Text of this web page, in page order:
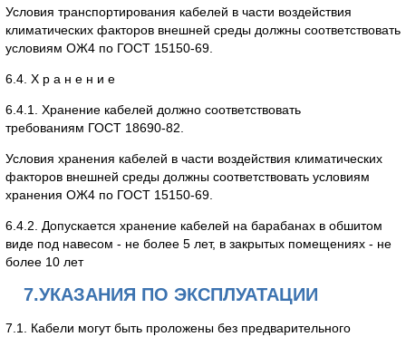
Условия транспортирования кабелей в части воздействия
климатических факторов внешней среды должны соответствовать
условиям ОЖ4 по ГОСТ 15150-69.
6.4. Х р а н е н и е
6.4.1. Хранение кабелей должно соответствовать
требованиям ГОСТ 18690-82.
Условия хранения кабелей в части воздействия климатических
факторов внешней среды должны соответствовать условиям
хранения ОЖ4 по ГОСТ 15150-69.
6.4.2. Допускается хранение кабелей на барабанах в обшитом
виде под навесом - не более 5 лет, в закрытых помещениях - не
более 10 лет
7.УКАЗАНИЯ ПО ЭКСПЛУАТАЦИИ
7.1. Кабели могут быть проложены без предварительного